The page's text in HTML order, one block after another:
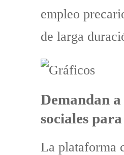
empleo
de larga
Demandan
sociales
La plataforma